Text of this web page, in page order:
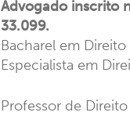
Advogado inscrito
33.099.
Bacharel em Direito
Especialista em
Professor de